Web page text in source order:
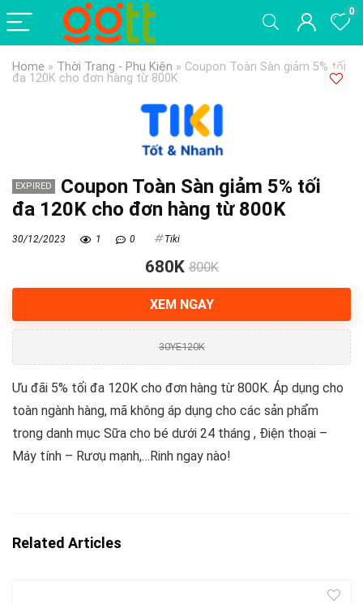
0
Home » Thời Trang - Phụ Kiện » Coupon Toàn Sàn giảm 5% tối
đa 120K cho đơn hàng từ 800K
EXPIRED
Coupon Toàn Sàn giảm 5% tối
đa 120K cho đơn hàng từ 800K
30/12/2023 1 0 Tiki
680K 800K
XEM NGAY
30YE120K
Ưu đãi 5% tối đa 120K cho đơn hàng từ 800K. Áp dụng cho
toàn ngành hàng, mã không áp dụng cho các sản phẩm
trong danh mục Sữa cho bé dưới 24 tháng , Điện thoại –
Máy tính – Rươụ mạnh,…Rinh ngay nào!
Related Articles